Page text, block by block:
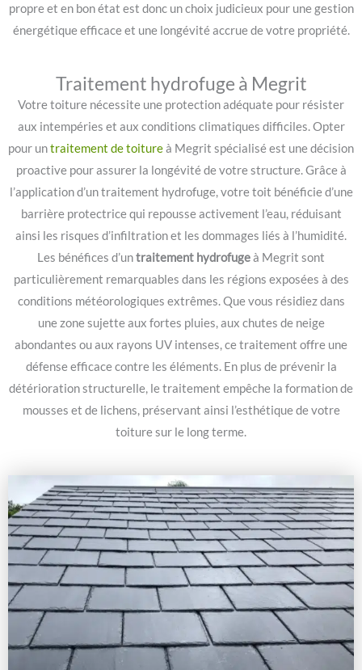
propre et en bon état est donc un choix judicieux pour une gestion
énergétique efficace et une longévité accrue de votre propriété.
Traitement hydrofuge à Megrit
Votre toiture nécessite une protection adéquate pour résister
aux intempéries et aux conditions climatiques difficiles. Opter
pour untraitement de toitureà Megrit spécialisé est une décision
proactive pour assurer la longévité de votre structure. Grâce à
l’application d’un traitement hydrofuge, votre toit bénéficie d’une
barrière protectrice qui repousse activement l’eau, réduisant
ainsi les risques d’infiltration et les dommages liés à l’humidité.
Les bénéfices d’untraitement hydrofugeà Megrit sont
particulièrement remarquables dans les régions exposées à des
conditions météorologiques extrêmes. Que vous résidiez dans
une zone sujette aux fortes pluies, aux chutes de neige
abondantes ou aux rayons UV intenses, ce traitement offre une
défense efficace contre les éléments. En plus de prévenir la
détérioration structurelle, le traitement empêche la formation de
mousses et de lichens, préservant ainsi l’esthétique de votre
toiture sur le long terme.